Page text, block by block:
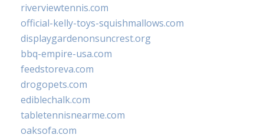
riverviewtennis.com
official-kelly-toys-squishmallows.com
displaygardenonsuncrest.org
bbq-empire-usa.com
feedstoreva.com
drogopets.com
ediblechalk.com
tabletennisnearme.com
oaksofa.com